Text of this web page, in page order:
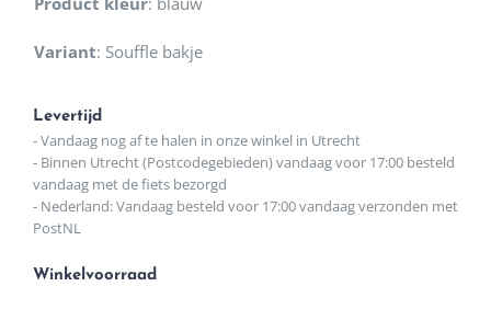
Variant: Souffle bakje
Levertijd
- Vandaag nog af te halen in onze winkel in Utrecht
- Binnen Utrecht (Postcodegebieden) vandaag voor 17:00 besteld
vandaag met de fiets bezorgd
- Nederland: Vandaag besteld voor 17:00 vandaag verzonden met
PostNL
Winkelvoorraad